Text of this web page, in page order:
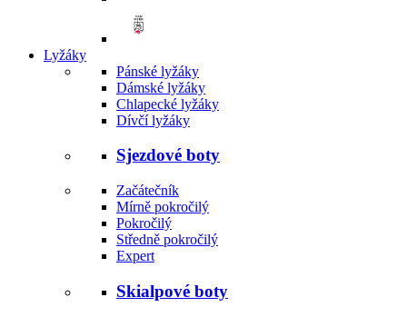
Lyžáky
Pánské lyžáky
Dámské lyžáky
Chlapecké lyžáky
Dívčí lyžáky
Sjezdové boty
Začátečník
Mírně pokročilý
Pokročilý
Středně pokročilý
Expert
Skialpové boty